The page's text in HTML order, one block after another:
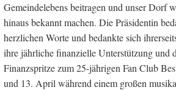
Gemeindelebens beitragen und unser Dorf
hinaus bekannt machen. Die Präsidentin
herzlichen Worte und bedankte sich
ihre jährliche finanzielle Unterstützung und
Finanzspritze zum 25-jährigen Fan Club
und 13. April während einem großen